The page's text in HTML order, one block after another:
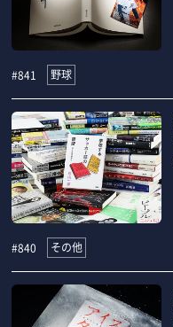
#841 野球
#840 その他